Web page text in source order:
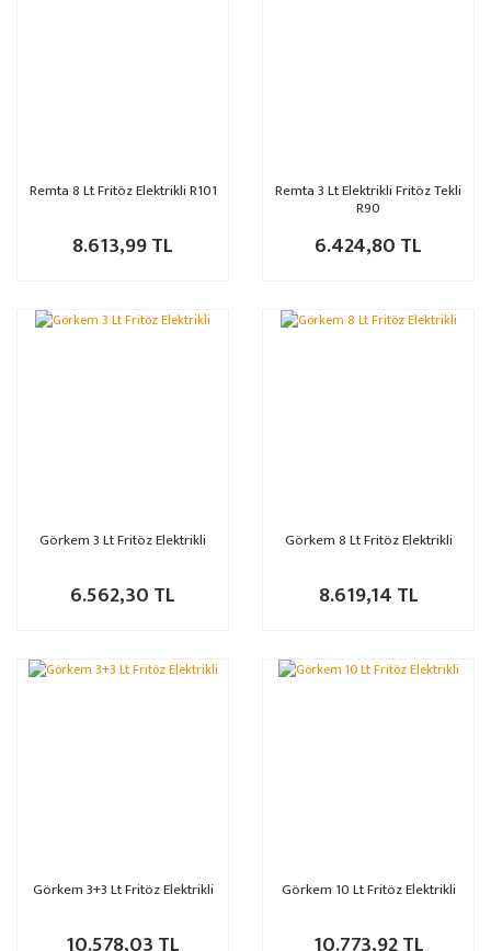
Remta 8 Lt Fritöz Elektrikli R101
8.613,99 TL
Remta 3 Lt Elektrikli Fritöz Tekli
R90
6.424,80 TL
Görkem 3 Lt Fritöz Elektrikli
6.562,30 TL
Görkem 8 Lt Fritöz Elektrikli
8.619,14 TL
Görkem 3+3 Lt Fritöz Elektrikli Görkem 10 Lt Fritöz Elektrikli